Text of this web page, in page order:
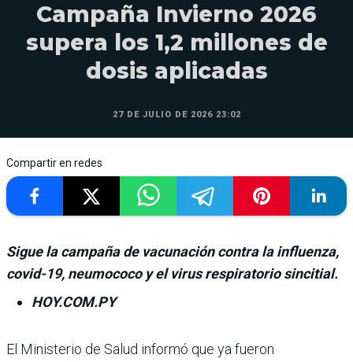
Campaña Invierno 2026
supera los 1,2 millones de
dosis aplicadas
27 DE JULIO DE 2026 23:02
Compartir en redes
Sigue la campaña de vacunación contra la influenza,
covid-19, neumococo y el virus respiratorio sincitial.
HOY.COM.PY
El Ministerio de Salud informó que ya fue­ron